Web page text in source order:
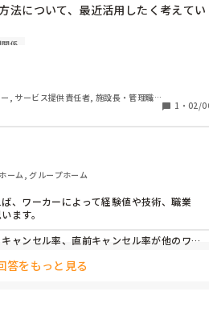
法について、最近活用したく考えてい
したり、逆に使用者からすると施設に
関係
, サービス提供責任者, 施設長・管理職,
1 ・ 02/
ーム, グループホーム
、ワーカーによって経験値や技術、職業
ます。
ャンセル率、直前キャンセル率が他のワ
、その都度、初めてのワーカーの方が来
答をもっと見る